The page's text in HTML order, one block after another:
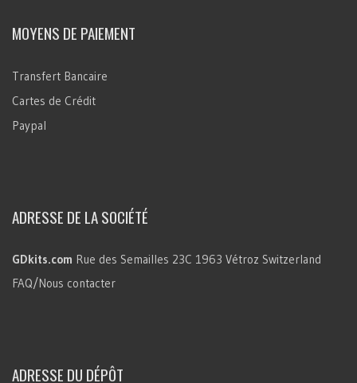
MOYENS DE PAIEMENT
Transfert Bancaire
Cartes de Crédit
Paypal
ADRESSE DE LA SOCIÉTÉ
GDkits.com Rue des Semailles 23C 1963 Vétroz Switzerland
FAQ/Nous contacter
ADRESSE DU DÉPÔT